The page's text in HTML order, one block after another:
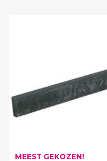
MEEST GEKOZEN!